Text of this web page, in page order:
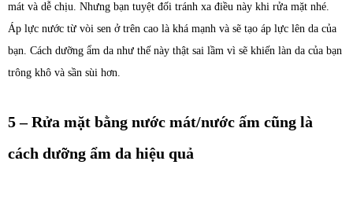
mát và dễ chịu. Nhưng bạn tuyệt đối tránh xa điều này khi rửa mặt nhé.
Áp lực nước từ vòi sen ở trên cao là khá mạnh và sẽ tạo áp lực lên da của
bạn. Cách dưỡng ẩm da như thế này thật sai lầm vì sẽ khiến làn da của bạn
trông khô và sần sùi hơn.
5 – Rửa mặt bằng nước mát/nước ấm cũng là
cách dưỡng ẩm da hiệu quả